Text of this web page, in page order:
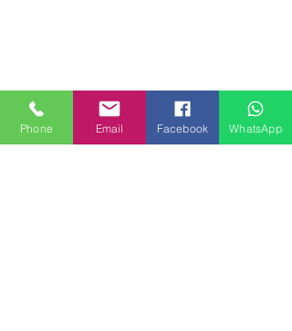
Phone Email Facebook WhatsApp